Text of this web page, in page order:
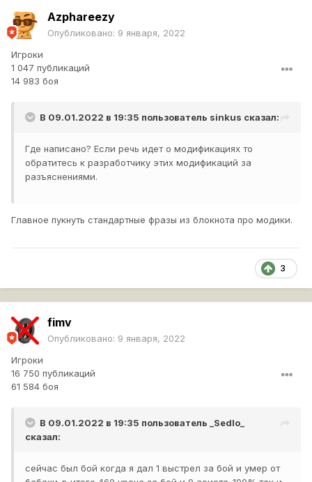
Azphareezy
Опубликовано: 9 января, 2022
Игроки
1 047 публикаций
14 983 боя
В 09.01.2022 в 19:35 пользователь sinkus сказал:
Где написано? Если речь идет о модификациях то
обратитесь к разработчику этих модификаций за
разъяснениями.
Главное пукнуть стандартные фразы из блокнота про модики.
3
fimv
Опубликовано: 9 января, 2022
Игроки
16 750 публикаций
61 584 боя
В 09.01.2022 в 19:35 пользователь _Sedlo_
сказал:
сейчас был бой когда я дал 1 выстрел за бой и умер от